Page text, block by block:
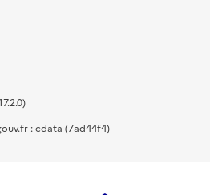
: cdata (7ad44f4)